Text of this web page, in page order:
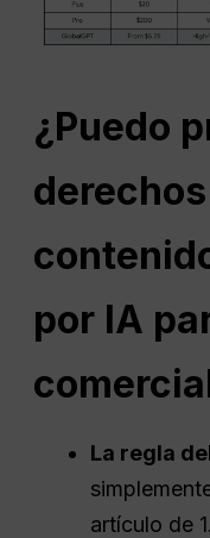
¿Puedo
por IA
La regla
artículo de